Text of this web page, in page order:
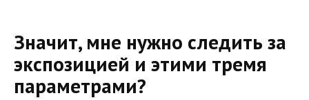
Значит, мне нужно следить за
экспозицией и этими тремя
параметрами?